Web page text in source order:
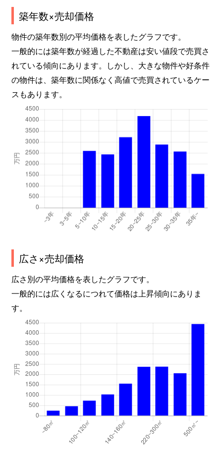
築年数×売却価格
物件の築年数別の平均価格を表したグラフです。
一般的には築年数が経過した不動産は安い値段で売買さ
れている傾向にあります。しかし、大きな物件や好条件
の物件は、築年数に関係なく高値で売買されているケー
スもあります。
広さ×売却価格
広さ別の平均価格を表したグラフです。
一般的には広くなるにつれて価格は上昇傾向にありま
す。